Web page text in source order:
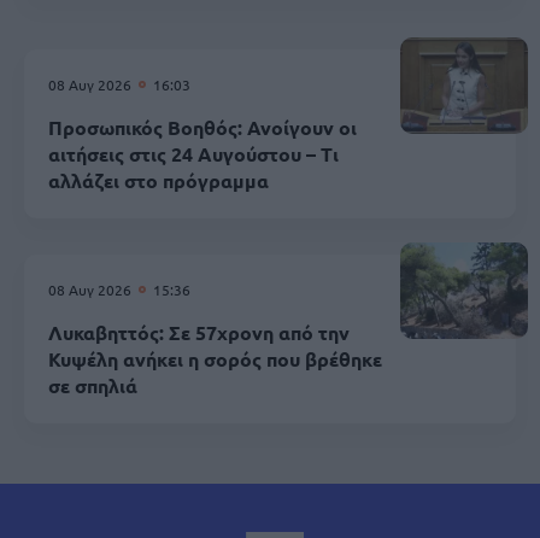
08 Αυγ 2026 16:03
Προσωπικός Βοηθός: Ανοίγουν οι
αιτήσεις στις 24 Αυγούστου – Τι
αλλάζει στο πρόγραμμα
08 Αυγ 2026 15:36
Λυκαβηττός: Σε 57χρονη από την
Κυψέλη ανήκει η σορός που βρέθηκε
σε σπηλιά